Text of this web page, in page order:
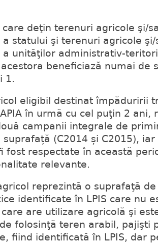
care deţin terenuri agricole şi/
statului şi terenuri agricole şi/
unităţilor administrativ-
beneficiază numai de
1.
eligibil destinat împăduririi
în urmă cu cel puţin 2 ani,
campanii integrale de
suprafață (C2014 și C2015),
fost respectate în această
relevante.
reprezintă o suprafaţă
identificate în LPIS care nu
are utilizare agricolă şi
folosinţă teren arabil, pajişti
fiind identificată în LPIS, dar